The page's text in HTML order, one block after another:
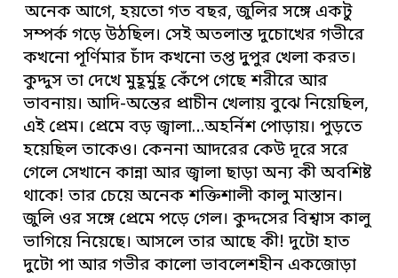
অনেক আগে, হয়তো গত বছর, জুলির সঙ্গে একটু
সম্পর্ক গড়ে উঠছিল। সেই অতলান্ত দুচোখের গভীরে
কখনো পূর্ণিমার চাঁদ কখনো তপ্ত দুুপুর খেলা করত।
কুদ্দুস তা দেখে মুহূর্মুহূ কেঁপে গেছে শরীরে আর
ভাবনায়। আদি-অন্তের প্রাচীন খেলায় বুঝে নিয়েছিল,
এই প্রেম। প্রেমে বড় জ্বালা…অহর্নিশ পোড়ায়। পুড়তে
হয়েছিল তাকেও। কেননা আদরের কেউ দূরে সরে
গেলে সেখানে কান্না আর জ্বালা ছাড়া অন্য কী অবশিষ্ট
থাকে! তার চেয়ে অনেক শক্তিশালী কালু মাস্তান।
জুলি ওর সঙ্গে প্রেমে পড়ে গেল। কুদ্দসের বিশ্বাস কালু
ভাগিয়ে নিয়েছে। আসলে তার আছে কী! দুটো হাত
দুটো পা আর গভীর কালো ভাবলেশহীন একজোড়া